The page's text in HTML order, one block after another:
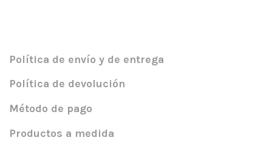
Política de envío y de entrega
Política de devolución
Método de pago
Productos a medida